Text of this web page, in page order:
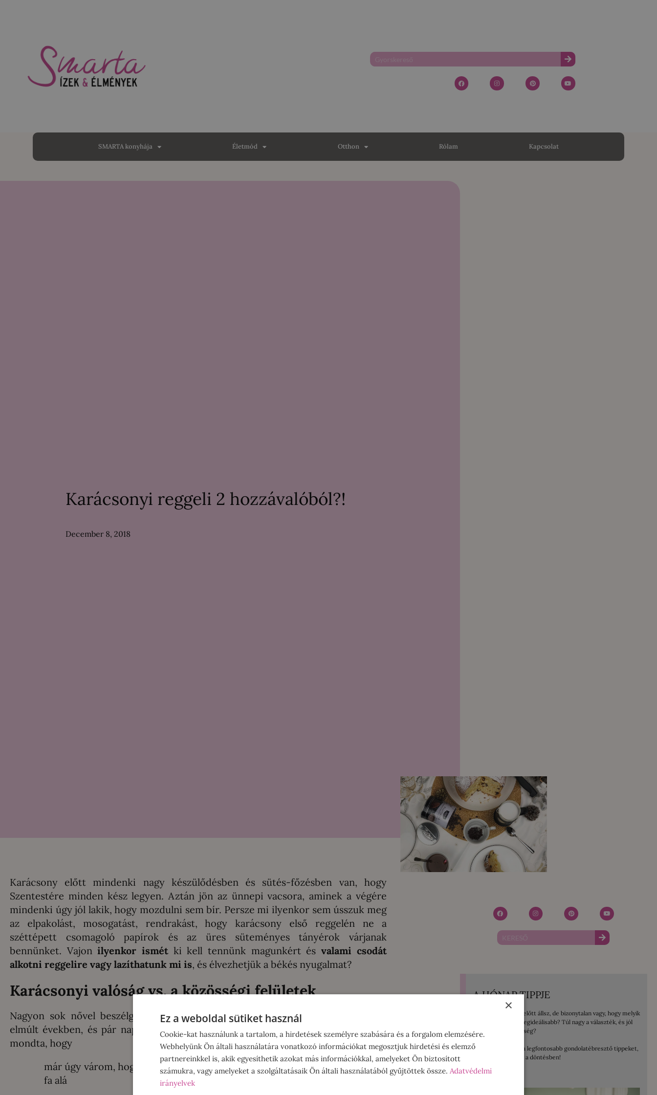
SMARTA konyhája Életmód Otthon Rólam Kapcsolat
Karácsonyi reggeli 2 hozzávalóból?!
December 8, 2018
Karácsony előtt mindenki nagy készülődésben és sütés-főzésben van, hogy
Szentestére minden kész legyen. Aztán jön az ünnepi vacsora, aminek a végére
mindenki úgy jól lakik, hogy mozdulni sem bír. Persze mi ilyenkor sem ússzuk meg
az elpakolást, mosogatást, rendrakást, hogy karácsony első reggelén ne a
széttépett csomagoló papírok és az üres süteményes tányérok várjanak
bennünket. Vajonilyenkor ismétki kell tennünk magunkért ésvalami csodát
alkotni reggelire vagy lazíthatunk mi is, és élvezhetjük a békés nyugalmat?
Karácsonyi valóság vs. a közösségi felületek
Nagyon sok nővel beszélgettem a karácsonyról és a karácsonyi teendőkről az
elmúlt években, és pár nappal az ünnepek előtt egységesen szinte mindenki azt
mondta, hogy
már úgy várom, hogy december 24. este legyen és beájulhassak végre a
fa alá
A HÓNAP TIPPJE
Mosógép vásárlás előtt állsz, de bizonytalan vagy, hogy melyik
lenne számodra a legideálisabb? Túl nagy a választék, és jól
jönne egy kis segítség?
Összegyűjtöttem a legfontosabb gondolatébresztő tippeket,
amelyek segítenek a döntésben!
ELOLVASOM!
×
Ez a weboldal sütiket használ
Cookie-kat használunk a tartalom, a hirdetések személyre szabására és a forgalom elemzésére.
Webhelyünk Ön általi használatára vonatkozó információkat megosztjuk hirdetési és elemző
partnereinkkel is, akik egyesíthetik azokat más információkkal, amelyeket Ön biztosított
számukra, vagy amelyeket a szolgáltatásaik Ön általi használatából gyűjtöttek össze. Adatvédelmi
irányelvek